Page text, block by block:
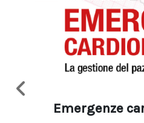
Emergenze